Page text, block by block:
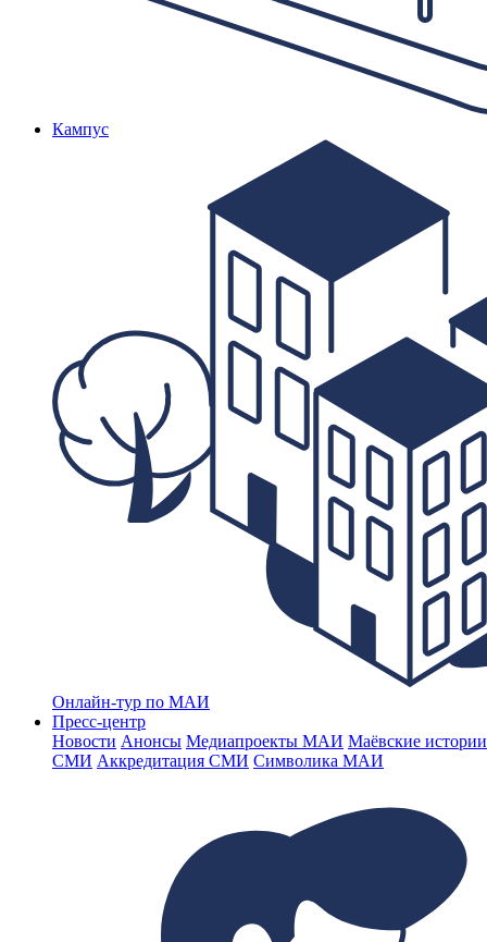
Кампус
Онлайн-тур по МАИ
Пресс-центр
Новости Анонсы Медиапроекты МАИ Маёвские
СМИ Аккредитация СМИ Символика МАИ